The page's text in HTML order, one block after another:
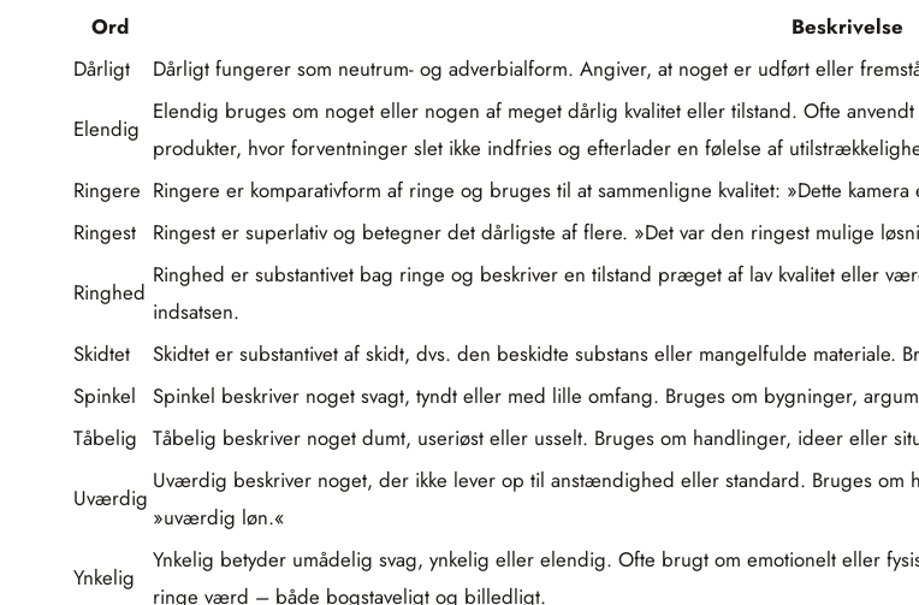
Ord
Beskrivelse
Dårligt
Dårligt fungerer som neutrum- og adverbialform. Angiver, at noget er udført eller
Elendig
Elendig bruges om noget eller nogen af meget dårlig kvalitet eller tilstand. Ofte
produkter, hvor forventninger slet ikke indfries og efterlader en følelse af
Ringere Ringere er komparativform af ringe og bruges til at sammenligne kvalitet: »Dette
Ringest
Ringest er superlativ og betegner det dårligste af flere. »Det var den ringest mulige
Ringhed
Ringhed er substantivet bag ringe og beskriver en tilstand præget af lav kvalitet eller
indsatsen.
Skidtet
Skidtet er substantivet af skidt, dvs. den beskidte substans eller mangelfulde materiale.
Spinkel
Spinkel beskriver noget svagt, tyndt eller med lille omfang. Bruges om bygninger,
Tåbelig Tåbelig beskriver noget dumt, useriøst eller usselt. Bruges om handlinger, ideer eller
Uværdig
Uværdig beskriver noget, der ikke lever op til anstændighed eller standard. Bruges
»uværdig løn.«
Ynkelig
Ynkelig betyder umådelig svag, ynkelig eller elendig. Ofte brugt om emotionelt eller
ringe værd – både bogstaveligt og billedligt.